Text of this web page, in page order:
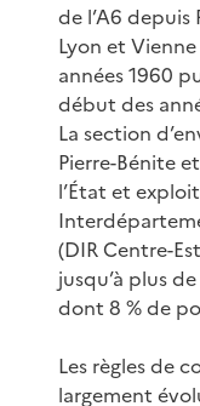
de l’A6
Lyon et
années 1960
début des
La section
Pierre-Bénite
l’État et
(DIR Centre-
jusqu’à plus
dont 8 % de
Les règles de
largement